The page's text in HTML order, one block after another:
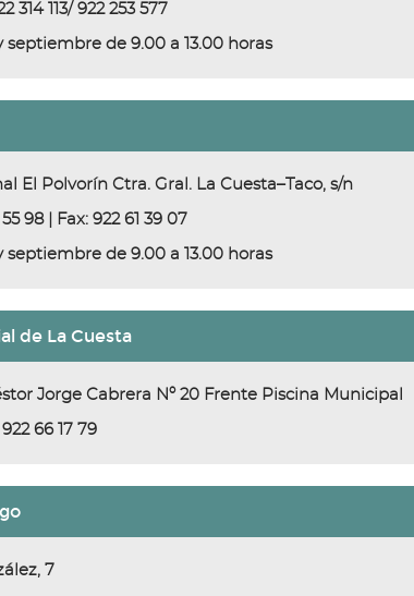
314 113/ 922 253 577
septiembre de 9.00 a 13.00 horas
El Polvorín Ctra. Gral. La Cuesta–Taco, s/n
55 98 | Fax: 922 61 39 07
septiembre de 9.00 a 13.00 horas
de La Cuesta
Jorge Cabrera Nº 20 Frente Piscina Municipal
66 17 79
7